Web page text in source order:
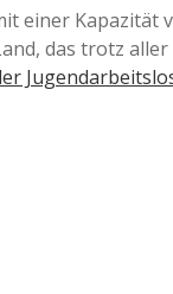
einer Kapazität
das trotz